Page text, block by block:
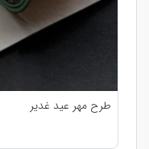
طرح مهر عید غدیر